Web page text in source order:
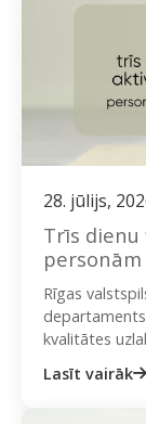
28. jūlijs,
Trīs dienu
Rīgas
departaments
kvalitātes
nodarbībās
Lasīt vairāk